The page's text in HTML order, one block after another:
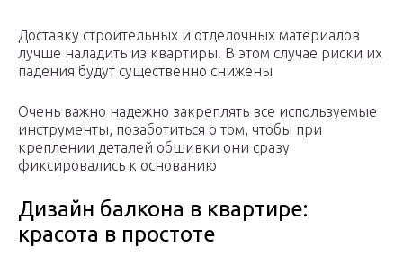
Доставку строительных и отделочных материалов
лучше наладить из квартиры. В этом случае риски их
падения будут существенно снижены
Очень важно надежно закреплять все используемые
инструменты, позаботиться о том, чтобы при
креплении деталей обшивки они сразу
фиксировались к основанию
Дизайн балкона в квартире:
красота в простоте